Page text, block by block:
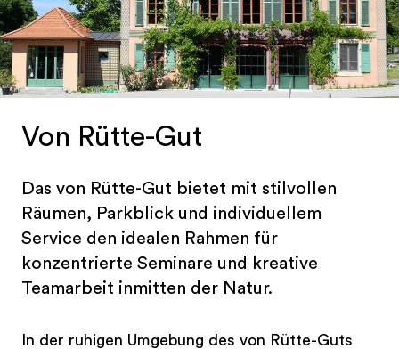
Von Rütte-Gut
Das von Rütte-Gut bietet mit stilvollen
Räumen, Parkblick und individuellem
Service den idealen Rahmen für
konzentrierte Seminare und kreative
Teamarbeit inmitten der Natur.
In der ruhigen Umgebung des von Rütte-Guts